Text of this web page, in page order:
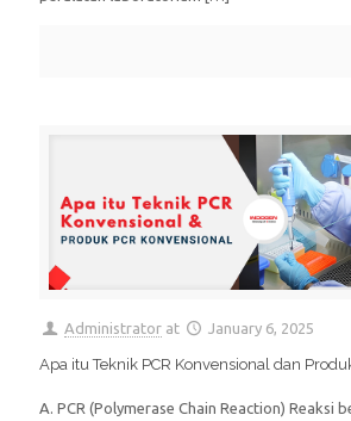
Administrator at January 6, 2025
Apa itu Teknik PCR Konvensional dan
A. PCR (Polymerase Chain Reaction) Reaksi